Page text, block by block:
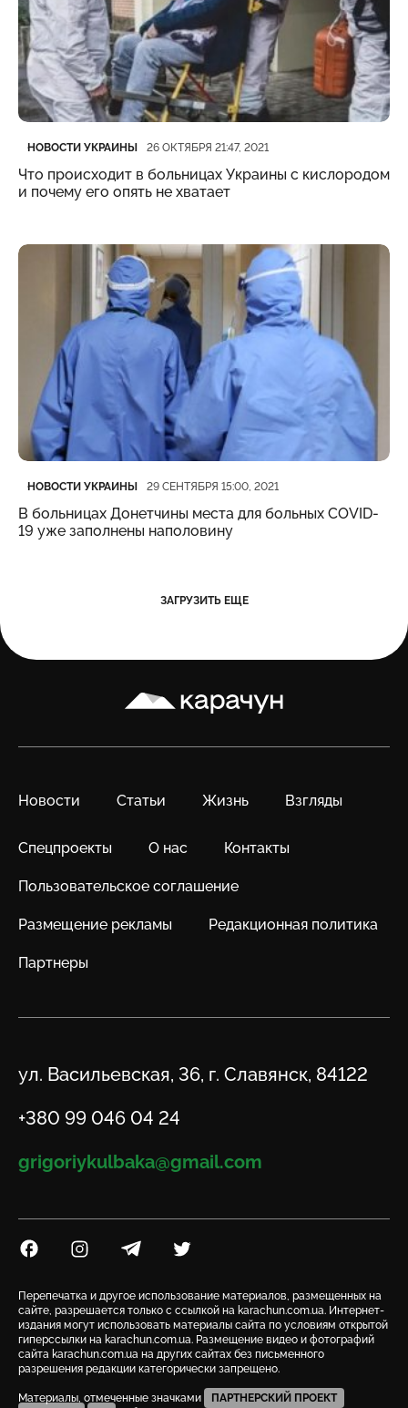
Категория
НОВОСТИ УКРАИНЫ
Дата публикации 26 ОКТЯБРЯ 21:47, 2021
Что происходит в больницах Украины с кислородом
и почему его опять не хватает
Категория
НОВОСТИ УКРАИНЫ
Дата публикации 29 СЕНТЯБРЯ 15:00, 2021
В больницах Донетчины места для больных COVID-
19 уже заполнены наполовину
ЗАГРУЗИТЬ ЕЩЕ
Карачун
Новости Статьи Жизнь Взгляды
Спецпроекты О нас Контакты
Пользовательское соглашение
Размещение рекламы Редакционная политика
Партнеры
Адрес
ул. Васильевская, 36, г. Славянск, 84122
Телефон
+380 99 046 04 24
Email
grigoriykulbaka@gmail.com
Посилання на Facebook
Посилання на Instagram
Посилання на Telegram
Посилання на Twitter
Перепечатка и другое использование материалов, размещенных на
сайте, разрешается только с ссылкой на karachun.com.ua. Интернет-
издания могут использовать материалы сайта по условиям открытой
гиперссылки на karachun.com.ua. Размещение видео и фотографий
сайта karachun.com.ua на других сайтах без письменного
разрешения редакции категорически запрещено.
Материалы, отмеченные значками
ПАРТНЕРСКИЙ ПРОЕКТ